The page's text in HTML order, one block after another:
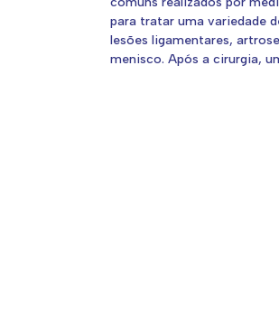
para tratar uma variedade
lesões ligamentares,
menisco. Após a cirurgia,